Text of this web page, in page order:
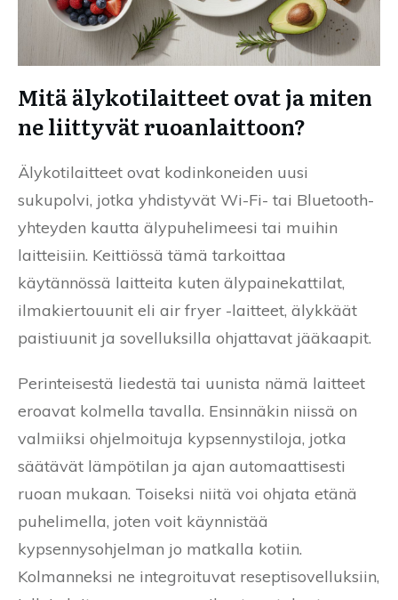
Mitä älykotilaitteet ovat ja miten
ne liittyvät ruoanlaittoon?
Älykotilaitteet ovat kodinkoneiden uusi
sukupolvi, jotka yhdistyvät Wi-Fi- tai Bluetooth-
yhteyden kautta älypuhelimeesi tai muihin
laitteisiin. Keittiössä tämä tarkoittaa
käytännössä laitteita kuten älypainekattilat,
ilmakiertouunit eli air fryer -laitteet, älykkäät
paistiuunit ja sovelluksilla ohjattavat jääkaapit.
Perinteisestä liedestä tai uunista nämä laitteet
eroavat kolmella tavalla. Ensinnäkin niissä on
valmiiksi ohjelmoituja kypsennystiloja, jotka
säätävät lämpötilan ja ajan automaattisesti
ruoan mukaan. Toiseksi niitä voi ohjata etänä
puhelimella, joten voit käynnistää
kypsennysohjelman jo matkalla kotiin.
Kolmanneksi ne integroituvat reseptisovelluksiin,